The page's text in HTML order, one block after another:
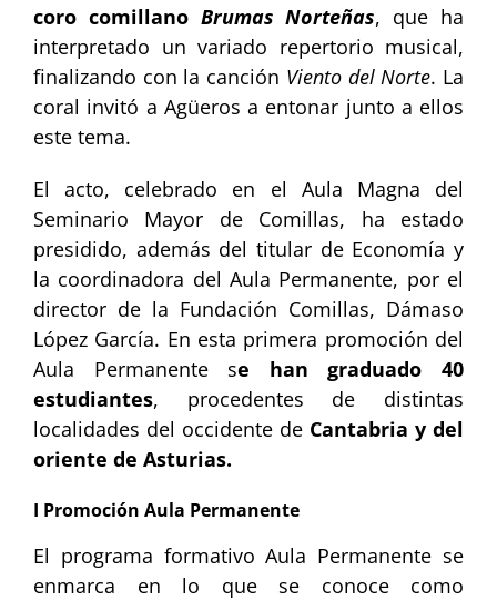
coro comillano Brumas Norteñas, que ha
interpretado un variado repertorio musical,
finalizando con la canción Viento del Norte. La
coral invitó a Agüeros a entonar junto a ellos
este tema.
El acto, celebrado en el Aula Magna del
Seminario Mayor de Comillas, ha estado
presidido, además del titular de Economía y
la coordinadora del Aula Permanente, por el
director de la Fundación Comillas, Dámaso
López García. En esta primera promoción del
Aula Permanente se han graduado 40
estudiantes, procedentes de distintas
localidades del occidente de Cantabria y del
oriente de Asturias.
I Promoción Aula Permanente
El programa formativo Aula Permanente se
enmarca en lo que se conoce como